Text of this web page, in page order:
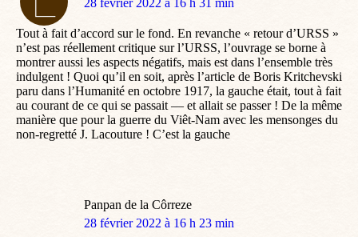
dit
28 février 2022 à 16 h 31 min
Tout à fait d’accord sur le fond. En revanche « retour d’URSS »
n’est pas réellement critique sur l’URSS, l’ouvrage se borne à
montrer aussi les aspects négatifs, mais est dans l’ensemble très
indulgent ! Quoi qu’il en soit, après l’article de Boris Kritchevski
paru dans l’Humanité en octobre 1917, la gauche était, tout à fait
au courant de ce qui se passait — et allait se passer ! De la même
manière que pour la guerre du Viêt-Nam avec les mensonges du
non-regretté J. Lacouture ! C’est la gauche
Panpan de la Côrreze
dit
28 février 2022 à 16 h 23 min